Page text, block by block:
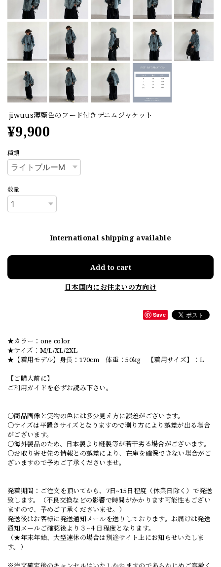
jiwuus薄藍色のフード付きデニムジャケット
¥9,900
種類
数量
International shipping available
Add to cart
日本国内にお住まいの方向け
Save
★カラー：one color
★サイズ：M/L/XL/2XL
★【着用モデル】身長：170cm 体重：50kg 【着用サイズ】：L
【ご購入前に】
ご利用ガイドを必ずお読み下さい。
○商品画像と実物の色には多少見え方に誤差がございます。
○サイズは平置きサイズとなりますので測り方により誤差が出る場合
がございます。
○海外製品のため、日本製より縫製等が若干劣る場合がございます。
○お取り寄せ先の情報との誤差により、在庫を確保できない場合がご
ざいますので予めご了承くださいませ。
発着期間：ご注文を頂いてから、7日~15日程度（休業日除く）で発送
致します。（不良交換などの影響で時間がかかります可能性もござい
ますので、予めご了承くださいませ。）
発送後はお客様に発送通知メールを送りしております。お届けは発送
通知メールご確認後より３~４日程度となります。
（★年末年始、大型連休の場合は別途サイト上にお知らせいたしま
す。）